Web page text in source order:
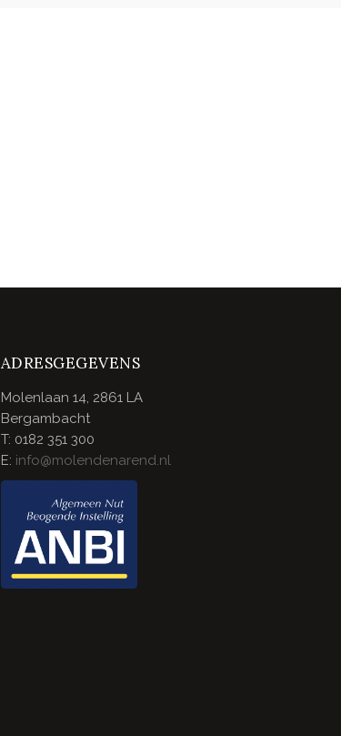
ADRESGEGEVENS
Molenlaan 14, 2861 LA
Bergambacht
T: 0182 351 300
E: info@molendenarend.nl